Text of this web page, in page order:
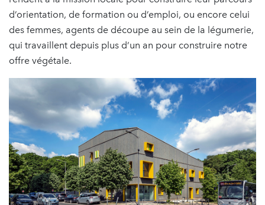
d’orientation, de formation ou d’emploi, ou encore celui
des femmes, agents de découpe au sein de la légumerie,
qui travaillent depuis plus d’un an pour construire notre
offre végétale.